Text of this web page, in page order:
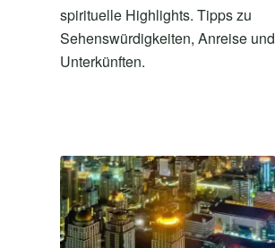
spirituelle Highlights. Tipps zu
Sehenswürdigkeiten, Anreise und
Unterkünften.